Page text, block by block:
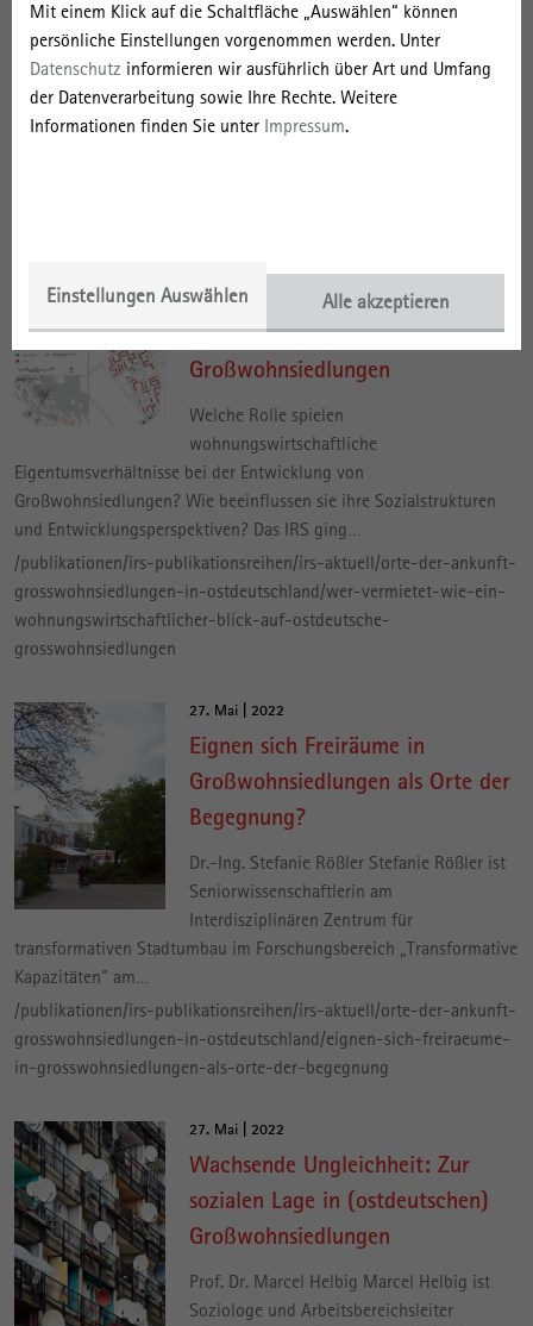
Mit einem Klick auf die Schaltfläche „Auswählen“ können
persönliche Einstellungen vorgenommen werden. Unter
Datenschutz informieren wir ausführlich über Art und Umfang
der Datenverarbeitung sowie Ihre Rechte. Weitere
Informationen finden Sie unter Impressum.
Einstellungen Auswählen Alle akzeptieren
zunehmend zu neuen Zielorten
internationaler Migration. Die Zuwanderung erfolgte mehrheitlich
in die Großwohnsiedlungen, die noch über größere Leerstände im…
/medien/irs-aktuell/orte-der-ankunft-grosswohnsiedlungen-in-
ostdeutschland/die-reorganisation-der-kommunalen-
wohnungswirtschaftlicher Blick
auf ostdeutsche
Großwohnsiedlungen
Welche Rolle spielen
wohnungswirtschaftliche
Eigentumsverhältnisse bei der Entwicklung von
Großwohnsiedlungen? Wie beeinflussen sie ihre Sozialstrukturen
und Entwicklungsperspektiven? Das IRS ging…
/publikationen/irs-publikationsreihen/irs-aktuell/orte-der-ankunft-
grosswohnsiedlungen-in-ostdeutschland/wer-vermietet-wie-ein-
wohnungswirtschaftlicher-blick-auf-ostdeutsche-
grosswohnsiedlungen
27. Mai | 2022
Eignen sich Freiräume in
Großwohnsiedlungen als Orte der
Begegnung?
Dr.-Ing. Stefanie Rößler Stefanie Rößler ist
Seniorwissenschaftlerin am
Interdisziplinären Zentrum für
transformativen Stadtumbau im Forschungsbereich „Transformative
Kapazitäten" am…
/publikationen/irs-publikationsreihen/irs-aktuell/orte-der-ankunft-
grosswohnsiedlungen-in-ostdeutschland/eignen-sich-freiraeume-
in-grosswohnsiedlungen-als-orte-der-begegnung
27. Mai | 2022
Wachsende Ungleichheit: Zur
sozialen Lage in (ostdeutschen)
Großwohnsiedlungen
Prof. Dr. Marcel Helbig Marcel Helbig ist
Soziologe und Arbeitsbereichsleiter